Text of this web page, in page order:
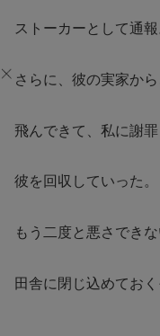
ストーカーとして通報
さらに、彼の実家か
飛んできて、私に謝
彼を回収していった。
もう二度と悪さできな
田舎に閉じ込めておく